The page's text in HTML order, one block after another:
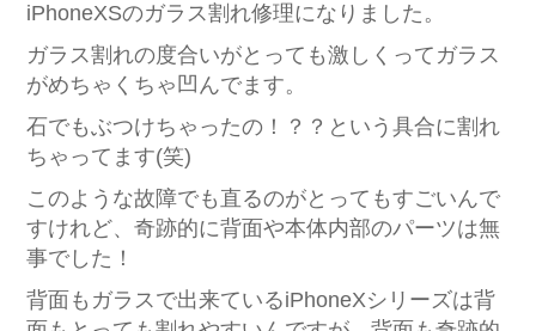
iPhoneXSのガラス割れ修理になりました。
ガラス割れの度合いがとっても激しくってガラス
がめちゃくちゃ凹んでます。
石でもぶつけちゃったの！？？という具合に割れ
ちゃってます(笑)
このような故障でも直るのがとってもすごいんで
すけれど、奇跡的に背面や本体内部のパーツは無
事でした！
背面もガラスで出来ているiPhoneXシリーズは背